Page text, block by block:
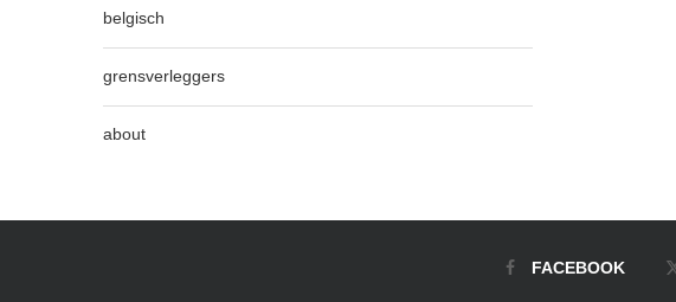
belgisch
grensverleggers
about
FACEBOOK